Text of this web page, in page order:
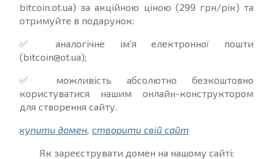
bitcoin.ot.ua) за акційною ціною (299 грн/рік) та
отримуйте в подарунок:
✅ аналогічне ім'я електронної пошти
(bitcoin@ot.ua);
✅ можливість абсолютно безкоштовно
користуватися нашим онлайн-конструктором
для створення сайту.
купити домен, створити свій сайт
Як зареєструвати домен на нашому сайті: